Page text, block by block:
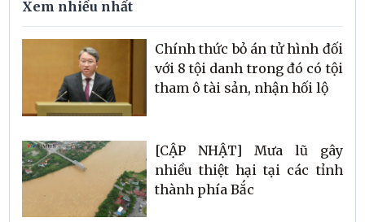
Xem nhiều nhất
Chính thức bỏ án tử hình đối
với 8 tội danh trong đó có tội
tham ô tài sản, nhận hối lộ
[CẬP NHẬT] Mưa lũ gây
nhiều thiệt hại tại các tỉnh
thành phía Bắc